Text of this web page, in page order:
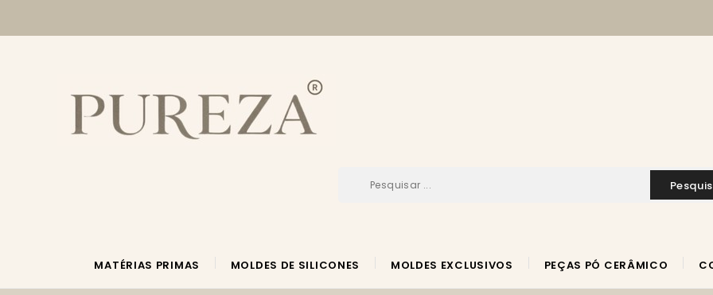
MATÉRIAS PRIMAS MOLDES DE SILICONES MOLDES EXCLUSIVOS PEÇAS PÓ CERÂMICO